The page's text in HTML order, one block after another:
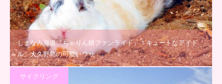
しまなみ海道『ちゃりん娘ファンライド』！キュートなアイド
ル、大久野島の可愛いウサ…
サイクリング